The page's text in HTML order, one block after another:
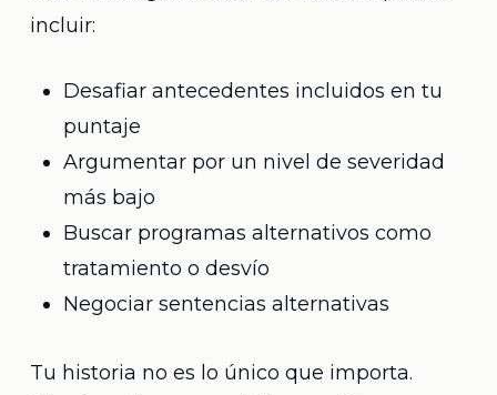
incluir:
Desafiar antecedentes incluidos en tu
puntaje
Argumentar por un nivel de severidad
más bajo
Buscar programas alternativos como
tratamiento o desvío
Negociar sentencias alternativas
Tu historia no es lo único que importa.